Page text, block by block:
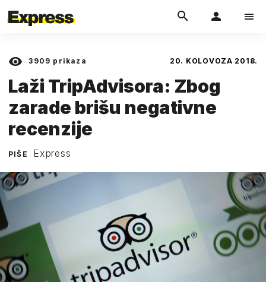
3909 prikaza 20. KOLOVOZA 2018.
Laži TripAdvisora: Zbog
zarade brišu negativne
recenzije
PIŠE Express